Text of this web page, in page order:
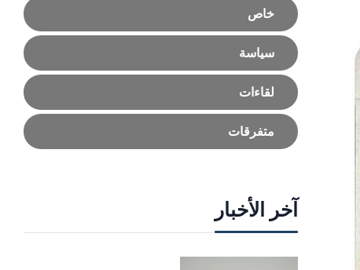
خاص
سياسة
لقاءات
متفرقات
آخر الأخبار